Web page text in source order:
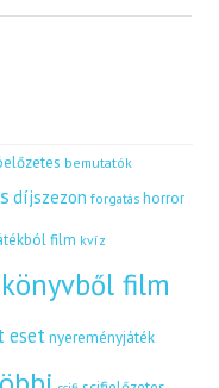
bemutatók
díjszezon forgatás horror
film kvíz
könyvből film
eset nyereményjáték